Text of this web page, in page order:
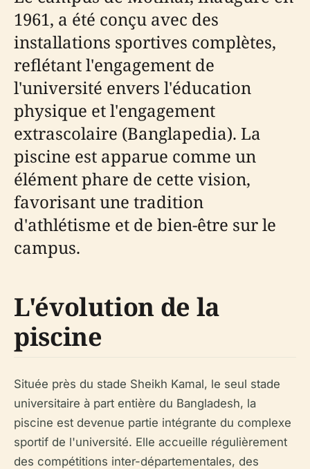
1961, a été conçu avec des
installations sportives complètes,
reflétant l'engagement de
l'université envers l'éducation
physique et l'engagement
extrascolaire (Banglapedia). La
piscine est apparue comme un
élément phare de cette vision,
favorisant une tradition
d'athlétisme et de bien-être sur le
campus.
L'évolution de la
piscine
Située près du stade Sheikh Kamal, le seul stade
universitaire à part entière du Bangladesh, la
piscine est devenue partie intégrante du complexe
sportif de l'université. Elle accueille régulièrement
des compétitions inter-départementales, des